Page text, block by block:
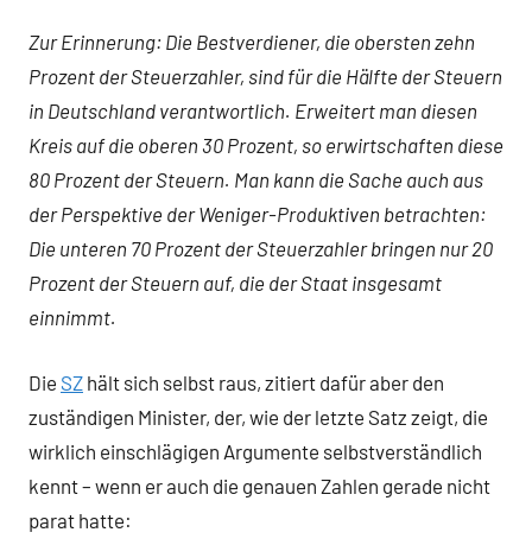
Zur Erinnerung: Die Bestverdiener, die obersten zehn
Prozent der Steuerzahler, sind für die Hälfte der Steuern
in Deutschland verantwortlich. Erweitert man diesen
Kreis auf die oberen 30 Prozent, so erwirtschaften diese
80 Prozent der Steuern. Man kann die Sache auch aus
der Perspektive der Weniger-Produktiven betrachten:
Die unteren 70 Prozent der Steuerzahler bringen nur 20
Prozent der Steuern auf, die der Staat insgesamt
einnimmt.
Die SZ hält sich selbst raus, zitiert dafür aber den
zuständigen Minister, der, wie der letzte Satz zeigt, die
wirklich einschlägigen Argumente selbstverständlich
kennt – wenn er auch die genauen Zahlen gerade nicht
parat hatte: